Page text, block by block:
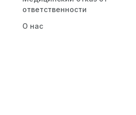
ответственности
О нас